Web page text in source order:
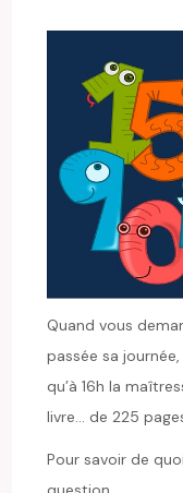
Quand vous
passée sa
qu’à 16h la
livre… de 225
Pour savoir de